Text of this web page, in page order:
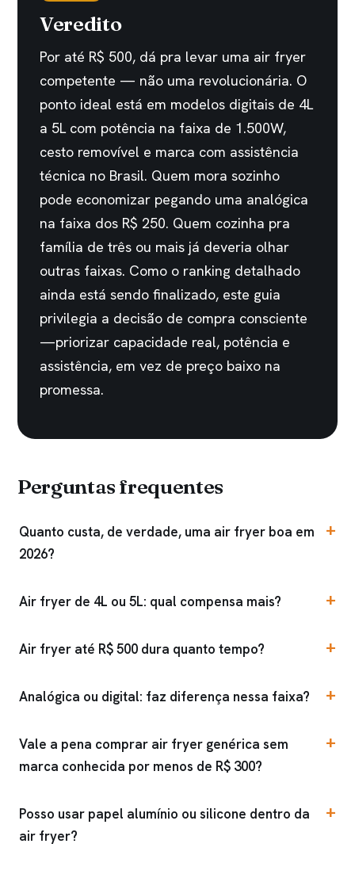
Veredito
Por até R$ 500, dá pra levar uma air fryer
competente — não uma revolucionária. O
ponto ideal está em modelos digitais de 4L
a 5L com potência na faixa de 1.500W,
cesto removível e marca com assistência
técnica no Brasil. Quem mora sozinho
pode economizar pegando uma analógica
na faixa dos R$ 250. Quem cozinha pra
família de três ou mais já deveria olhar
outras faixas. Como o ranking detalhado
ainda está sendo finalizado, este guia
privilegia a decisão de compra consciente
—priorizar capacidade real, potência e
assistência, em vez de preço baixo na
promessa.
Perguntas frequentes
Quanto custa, de verdade, uma air fryer boa em
2026?
Air fryer de 4L ou 5L: qual compensa mais?
Air fryer até R$ 500 dura quanto tempo?
Analógica ou digital: faz diferença nessa faixa?
Vale a pena comprar air fryer genérica sem
marca conhecida por menos de R$ 300?
Posso usar papel alumínio ou silicone dentro da
air fryer?